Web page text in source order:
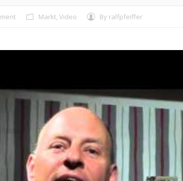
Markt, Video By ralfpfeiffer